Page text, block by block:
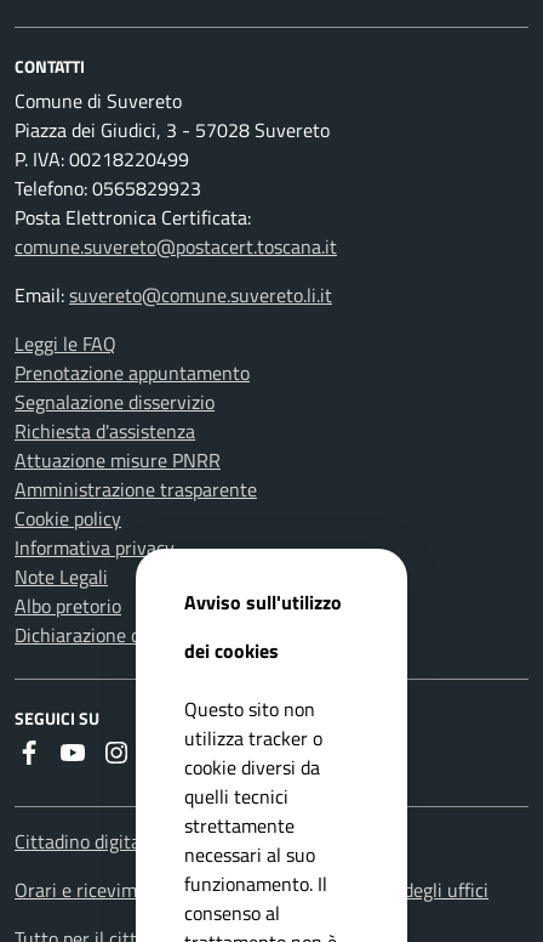
CONTATTI
Comune di Suvereto
Piazza dei Giudici, 3 - 57028 Suvereto
P. IVA: 00218220499
Telefono: 0565829923
Posta Elettronica Certificata:
comune.suvereto@postacert.toscana.it
Email:suvereto@comune.suvereto.li.it
Leggi le FAQ
Prenotazione appuntamento
Segnalazione disservizio
Richiesta d'assistenza
Attuazione misure PNRR
Amministrazione trasparente
Cookie policy
Informativa privacy
Note Legali
Albo pretorio
Dichiarazione di accessibilità
SEGUICI SU
Faceboook
YoutubeInstagram
RSS
Cittadino digitale - PagoPA
Orari e ricevimenti. Orario apertura al pubblico degli uffici
Avviso sull'utilizzo
dei cookies
Questo sito non
utilizza tracker o
cookie diversi da
quelli tecnici
strettamente
necessari al suo
funzionamento. Il
consenso al